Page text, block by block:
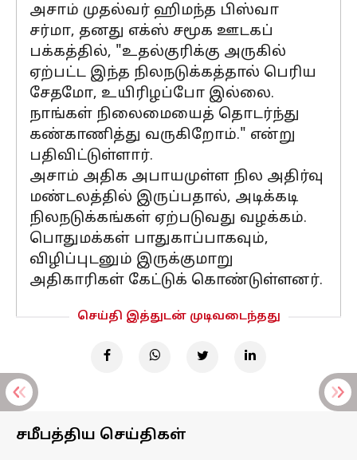
அசாம் முதல்வர் ஹிமந்த பிஸ்வா
சர்மா, தனது எக்ஸ் சமூக ஊடகப்
பக்கத்தில், "உதல்குரிக்கு அருகில்
ஏற்பட்ட இந்த நிலநடுக்கத்தால் பெரிய
சேதமோ, உயிரிழப்போ இல்லை.
நாங்கள் நிலைமையைத் தொடர்ந்து
கண்காணித்து வருகிறோம்." என்று
பதிவிட்டுள்ளார்.
அசாம் அதிக அபாயமுள்ள நில அதிர்வு
மண்டலத்தில் இருப்பதால், அடிக்கடி
நிலநடுக்கங்கள் ஏற்படுவது வழக்கம்.
பொதுமக்கள் பாதுகாப்பாகவும்,
விழிப்புடனும் இருக்குமாறு
அதிகாரிகள் கேட்டுக் கொண்டுள்ளனர்.
செய்தி இத்துடன் முடிவடைந்தது
சமீபத்திய செய்திகள்